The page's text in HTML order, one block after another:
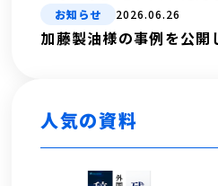
お知らせ 2026.06.26
加藤製油様の事例を公開
人気の資料